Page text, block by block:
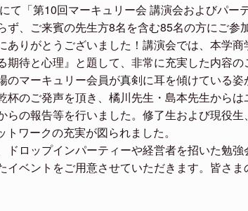
て「第10回マーキュリー会 講演会およびパー
ず、ご来賓の先生方8名を含む85名の方にご参
ありがとうございました！講演会では、本学
期待と心理』と題して、非常に充実した内容
のマーキュリー会員が真剣に耳を傾けている
杯のご発声を頂き、橘川先生・島本先生から
らの報告等を行いました。修了生および現役
ワークの充実が図られました。
ドロップインパーティーや経営者を招いた勉
イベントをご用意させていただきます。皆さ